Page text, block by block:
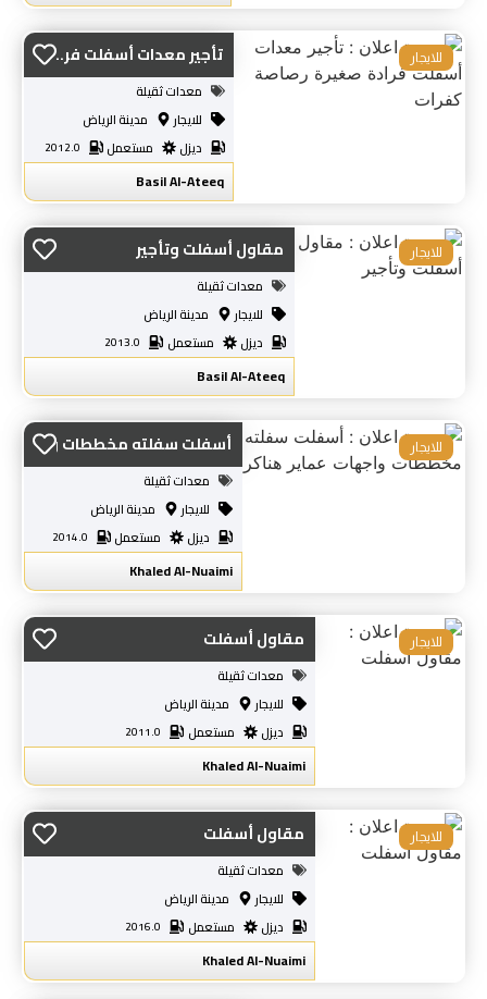
تأجير معدات أسفلت فر...
معدات ثقيلة
للايجار
مدينة الرياض
ديزل
مستعمل 2012.0
Basil Al-Ateeq
للايجار
مقاول أسفلت وتأجير
معدات ثقيلة
للايجار
مدينة الرياض
ديزل
مستعمل 2013.0
Basil Al-Ateeq
للايجار
أسفلت سفلته مخططات و...
معدات ثقيلة
للايجار
مدينة الرياض
ديزل
مستعمل 2014.0
Khaled Al-Nuaimi
للايجار
مقاول أسفلت
معدات ثقيلة
للايجار
مدينة الرياض
ديزل
مستعمل 2011.0
Khaled Al-Nuaimi
للايجار
مقاول أسفلت
معدات ثقيلة
للايجار
مدينة الرياض
ديزل
مستعمل 2016.0
Khaled Al-Nuaimi
للايجار